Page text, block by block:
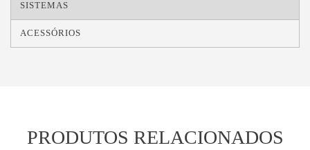
SISTEMAS
ACESSÓRIOS
PRODUTOS RELACIONADOS